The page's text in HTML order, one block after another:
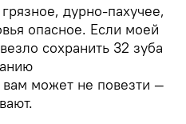
дурно-пахучее,
опасное. Если моей
сохранить 32 зуба
вам может не повезти —